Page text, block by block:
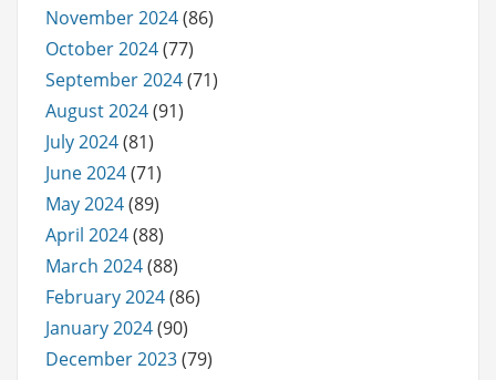
November 2024(86)
October 2024(77)
September 2024(71)
August 2024(91)
July 2024(81)
June 2024(71)
May 2024(89)
April 2024(88)
March 2024(88)
February 2024(86)
January 2024(90)
December 2023(79)